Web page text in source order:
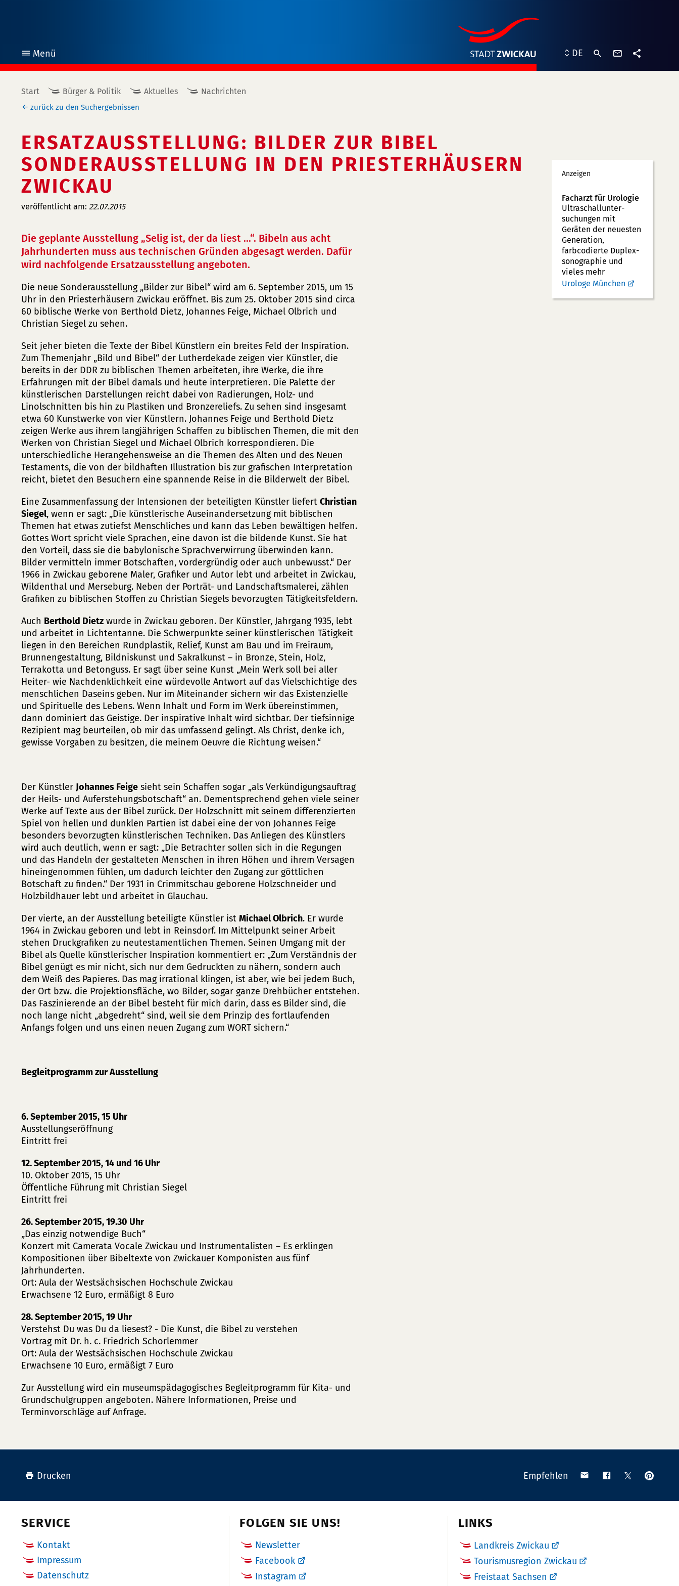
Menü
öffnen
DE
Start Bürger & Politik Aktuelles Nachrichten
zurück zu den Suchergebnissen
ERSATZAUSSTELLUNG: BILDER ZUR BIBEL
SONDERAUSSTELLUNG IN DEN PRIESTERHÄUSERN
ZWICKAU
veröffentlicht am: 22.07.2015
Die geplante Ausstellung „Selig ist, der da liest ...“. Bibeln aus acht
Jahrhunderten muss aus technischen Gründen abgesagt werden. Dafür
wird nachfolgende Ersatzausstellung angeboten.
Die neue Sonderausstellung „Bilder zur Bibel“ wird am 6. September 2015, um 15
Uhr in den Priesterhäusern Zwickau eröffnet. Bis zum 25. Oktober 2015 sind circa
60 biblische Werke von Berthold Dietz, Johannes Feige, Michael Olbrich und
Christian Siegel zu sehen.
Seit jeher bieten die Texte der Bibel Künstlern ein breites Feld der Inspiration.
Zum Themenjahr „Bild und Bibel“ der Lutherdekade zeigen vier Künstler, die
bereits in der DDR zu biblischen Themen arbeiteten, ihre Werke, die ihre
Erfahrungen mit der Bibel damals und heute interpretieren. Die Palette der
künstlerischen Darstellungen reicht dabei von Radierungen, Holz- und
Linolschnitten bis hin zu Plastiken und Bronzereliefs. Zu sehen sind insgesamt
etwa 60 Kunstwerke von vier Künstlern. Johannes Feige und Berthold Dietz
zeigen Werke aus ihrem langjährigen Schaffen zu biblischen Themen, die mit den
Werken von Christian Siegel und Michael Olbrich korrespondieren. Die
unterschiedliche Herangehensweise an die Themen des Alten und des Neuen
Testaments, die von der bildhaften Illustration bis zur grafischen Interpretation
reicht, bietet den Besuchern eine spannende Reise in die Bilderwelt der Bibel.
Eine Zusammenfassung der Intensionen der beteiligten Künstler liefert Christian
Siegel, wenn er sagt: „Die künstlerische Auseinandersetzung mit biblischen
Themen hat etwas zutiefst Menschliches und kann das Leben bewältigen helfen.
Gottes Wort spricht viele Sprachen, eine davon ist die bildende Kunst. Sie hat
den Vorteil, dass sie die babylonische Sprachverwirrung überwinden kann.
Bilder vermitteln immer Botschaften, vordergründig oder auch unbewusst.“ Der
1966 in Zwickau geborene Maler, Grafiker und Autor lebt und arbeitet in Zwickau,
Wildenthal und Merseburg. Neben der Porträt- und Landschaftsmalerei, zählen
Grafiken zu biblischen Stoffen zu Christian Siegels bevorzugten Tätigkeitsfeldern.
Auch Berthold Dietz wurde in Zwickau geboren. Der Künstler, Jahrgang 1935, lebt
und arbeitet in Lichtentanne. Die Schwerpunkte seiner künstlerischen Tätigkeit
liegen in den Bereichen Rundplastik, Relief, Kunst am Bau und im Freiraum,
Brunnengestaltung, Bildniskunst und Sakralkunst – in Bronze, Stein, Holz,
Terrakotta und Betonguss. Er sagt über seine Kunst „Mein Werk soll bei aller
Heiter- wie Nachdenklichkeit eine würdevolle Antwort auf das Vielschichtige des
menschlichen Daseins geben. Nur im Miteinander sichern wir das Existenzielle
und Spirituelle des Lebens. Wenn Inhalt und Form im Werk übereinstimmen,
dann dominiert das Geistige. Der inspirative Inhalt wird sichtbar. Der tiefsinnige
Rezipient mag beurteilen, ob mir das umfassend gelingt. Als Christ, denke ich,
gewisse Vorgaben zu besitzen, die meinem Oeuvre die Richtung weisen.“
Der Künstler Johannes Feige sieht sein Schaffen sogar „als Verkündigungsauftrag
der Heils- und Auferstehungsbotschaft“ an. Dementsprechend gehen viele seiner
Werke auf Texte aus der Bibel zurück. Der Holzschnitt mit seinem differenzierten
Spiel von hellen und dunklen Partien ist dabei eine der von Johannes Feige
besonders bevorzugten künstlerischen Techniken. Das Anliegen des Künstlers
wird auch deutlich, wenn er sagt: „Die Betrachter sollen sich in die Regungen
und das Handeln der gestalteten Menschen in ihren Höhen und ihrem Versagen
hineingenommen fühlen, um dadurch leichter den Zugang zur göttlichen
Botschaft zu finden.“ Der 1931 in Crimmitschau geborene Holzschneider und
Holzbildhauer lebt und arbeitet in Glauchau.
Der vierte, an der Ausstellung beteiligte Künstler ist Michael Olbrich. Er wurde
1964 in Zwickau geboren und lebt in Reinsdorf. Im Mittelpunkt seiner Arbeit
stehen Druckgrafiken zu neutestamentlichen Themen. Seinen Umgang mit der
Bibel als Quelle künstlerischer Inspiration kommentiert er: „Zum Verständnis der
Bibel genügt es mir nicht, sich nur dem Gedruckten zu nähern, sondern auch
dem Weiß des Papieres. Das mag irrational klingen, ist aber, wie bei jedem Buch,
der Ort bzw. die Projektionsfläche, wo Bilder, sogar ganze Drehbücher entstehen.
Das Faszinierende an der Bibel besteht für mich darin, dass es Bilder sind, die
noch lange nicht „abgedreht“ sind, weil sie dem Prinzip des fortlaufenden
Anfangs folgen und uns einen neuen Zugang zum WORT sichern.“
Begleitprogramm zur Ausstellung
6. September 2015, 15 Uhr
Ausstellungseröffnung
Eintritt frei
12. September 2015, 14 und 16 Uhr
10. Oktober 2015, 15 Uhr
Öffentliche Führung mit Christian Siegel
Eintritt frei
26. September 2015, 19.30 Uhr
„Das einzig notwendige Buch“
Konzert mit Camerata Vocale Zwickau und Instrumentalisten – Es erklingen
Kompositionen über Bibeltexte von Zwickauer Komponisten aus fünf
Jahrhunderten.
Ort: Aula der Westsächsischen Hochschule Zwickau
Erwachsene 12 Euro, ermäßigt 8 Euro
28. September 2015, 19 Uhr
Verstehst Du was Du da liesest? - Die Kunst, die Bibel zu verstehen
Vortrag mit Dr. h. c. Friedrich Schorlemmer
Ort: Aula der Westsächsischen Hochschule Zwickau
Erwachsene 10 Euro, ermäßigt 7 Euro
Zur Ausstellung wird ein museumspädagogisches Begleitprogramm für Kita- und
Grundschulgruppen angeboten. Nähere Informationen, Preise und
Terminvorschläge auf Anfrage.
Werbung
Anzeigen
Facharzt für Urologie
Ultraschallunter­
suchungen mit
Geräten der neuesten
Generation,
farbcodierte Duplex­
sonographie und
vieles mehr
Urologe München
Drucken Empfehlen
Teilen Teilen Teilen
SERVICE
Kontakt
Impressum
Datenschutz
FOLGEN SIE UNS!
Newsletter
Facebook
Instagram
LINKS
Landkreis Zwickau
Tourismusregion Zwickau
Freistaat Sachsen